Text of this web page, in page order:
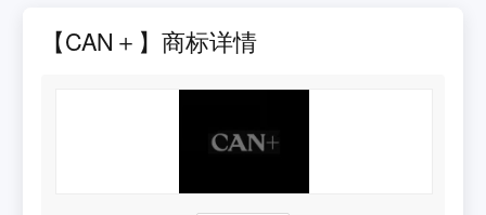
【CAN＋】商标详情